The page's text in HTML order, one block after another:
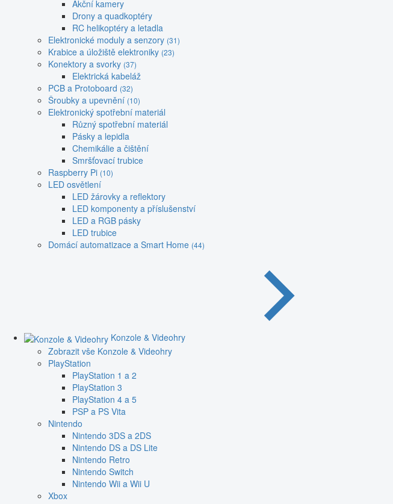
Akční kamery
Drony a quadkoptéry
RC helikoptéry a letadla
Elektronické moduly a senzory (31)
Krabice a úložiště elektroniky (23)
Konektory a svorky (37)
Elektrická kabeláž
PCB a Protoboard (32)
Šroubky a upevnění (10)
Elektronický spotřební materiál
Různý spotřební materiál
Pásky a lepidla
Chemikálie a čištění
Smršťovací trubice
Raspberry Pi (10)
LED osvětlení
LED žárovky a reflektory
LED komponenty a příslušenství
LED a RGB pásky
LED trubice
Domácí automatizace a Smart Home (44)
Konzole & Videohry
Zobrazit vše Konzole & Videohry
PlayStation
PlayStation 1 a 2
PlayStation 3
PlayStation 4 a 5
PSP a PS Vita
Nintendo
Nintendo 3DS a 2DS
Nintendo DS a DS Lite
Nintendo Retro
Nintendo Switch
Nintendo Wii a Wii U
Xbox